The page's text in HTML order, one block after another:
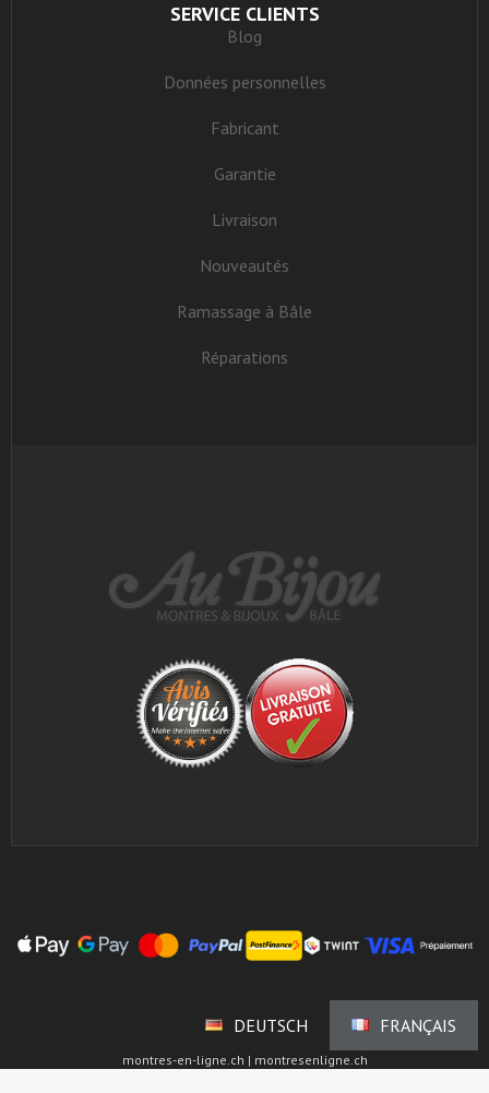
SERVICE CLIENTS
Blog
Données personnelles
Fabricant
Garantie
Livraison
Nouveautés
Ramassage à Bâle
Réparations
DEUTSCH FRANÇAIS
montres-en-ligne.ch | montresenligne.ch